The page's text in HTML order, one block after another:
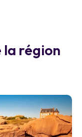
région